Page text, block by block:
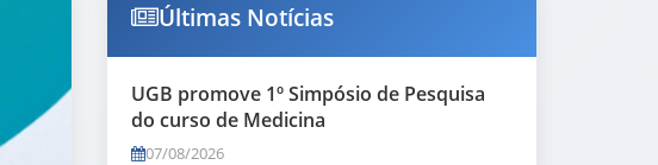
Últimas Notícias
UGB promove 1º Simpósio de Pesquisa
do curso de Medicina
07/08/2026